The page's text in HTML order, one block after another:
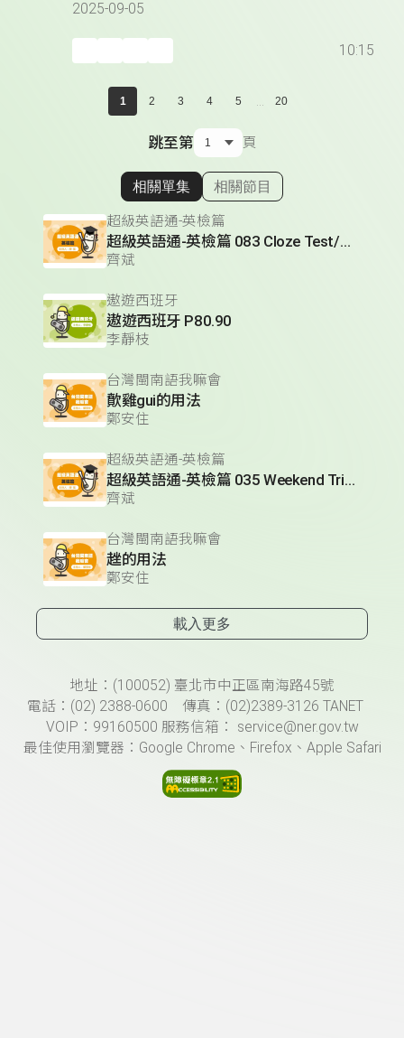
2025-09-05
10:15
1 2 3 4 5 ... 20
跳至第 頁
顯示相關單集
相關單集 相關節目
超級英語通-英檢篇
超級英語通-英檢篇 083 Cloze Test/段落填空-13
齊斌
遨遊西班牙
遨遊西班牙 P80.90
李靜枝
台灣閩南語我嘛會
歕雞gui的用法
鄭安住
超級英語通-英檢篇
超級英語通-英檢篇 035 Weekend Trip- 週末旅遊
齊斌
台灣閩南語我嘛會
趖的用法
鄭安住
載入更多
頁尾資訊地址：(100052) 臺北市中正區南海路45號
電話：(02) 2388-0600 傳真：(02)2389-3126 TANET
VOIP：99160500 服務信箱： service@ner.gov.tw
最佳使用瀏覽器：Google Chrome、Firefox、Apple Safari